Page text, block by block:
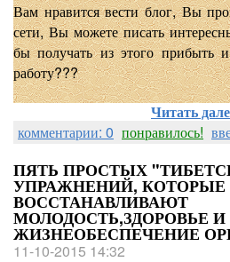
Вам нравится вести блог, Вы
сети, Вы можете писать
бы получать из этого прибыть
работу???
Читать
комментарии: 0 понравилось!
ПЯТЬ ПРОСТЫХ
УПРАЖНЕНИЙ, КОТОРЫЕ
ВОССТАНАВЛИВАЮТ
МОЛОДОСТЬ,ЗДОРОВЬЕ И
ЖИЗНЕОБЕСПЕЧЕНИЕ
11-10-2015 14:32